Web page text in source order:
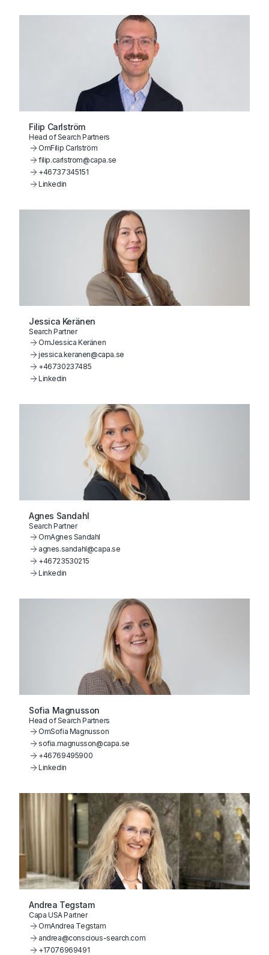
Filip Carlström
Head of Search Partners
OmFilip Carlström
filip.carlstrom@capa.se
+46737345151
Linkedin
Jessica Keränen
Search Partner
OmJessica Keränen
jessica.keranen@capa.se
+46730237485
Linkedin
Agnes Sandahl
Search Partner
OmAgnes Sandahl
agnes.sandahl@capa.se
+46723530215
Linkedin
Sofia Magnusson
Head of Search Partners
OmSofia Magnusson
sofia.magnusson@capa.se
+46769495900
Linkedin
Andrea Tegstam
Capa USA Partner
OmAndrea Tegstam
andrea@conscious-search.com
+17076969491